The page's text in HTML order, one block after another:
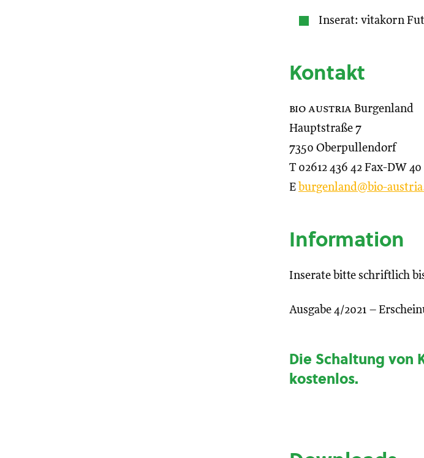
Inserat: vitakorn
Kontakt
bio austria Burgenland
Hauptstraße 7
7350 Oberpullendorf
T 02612 436 42 Fax-DW 40
E burgenland@bio-
Information
Inserate bitte schriftlich
Ausgabe 4/2021 –
Die Schaltung von
kostenlos.